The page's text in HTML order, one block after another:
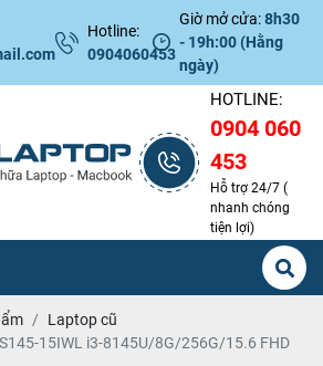
Hotline:
0904060453
Giờ mở cửa:8h30
- 19h:00 (Hằng
ngày)
HOTLINE:
0904 060
453
Hỗ trợ 24/7 (
nhanh chóng
tiện lợi)
Laptop cũ
15IWL i3-8145U/8G/256G/15.6 FHD